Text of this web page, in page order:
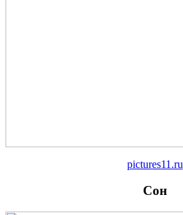
pictures11.ru
Сон